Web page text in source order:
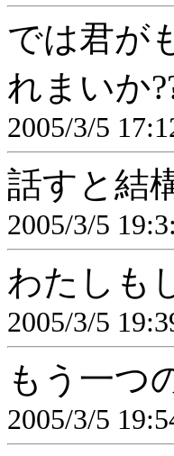
では君が
れまいか
2005/3/5
話すと結
2005/3/5
わたしも
2005/3/5
もう一つ
2005/3/5